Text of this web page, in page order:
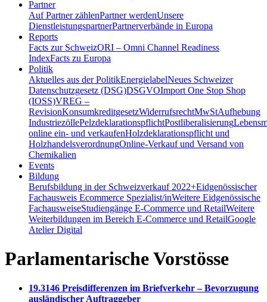
Partner
Auf Partner zählenPartner werdenUnsere
DienstleistungspartnerPartnerverbände in Europa
Reports
Facts zur SchweizORI – Omni Channel Readiness
IndexFacts zu Europa
Politik
Aktuelles aus der PolitikEnergielabelNeues Schweizer
Datenschutzgesetz (DSG)DSGVOImport One Stop Shop
(IOSS)VREG –
RevisionKonsumkreditgesetzWiderrufsrechtMwStAufhebung
IndustriezöllePelzdeklarationspflichtPostliberalisierung
online ein- und verkaufenHolzdeklarationspflicht und
HolzhandelsverordnungOnline-Verkauf und Versand von
Chemikalien
Events
Bildung
Berufsbildung in der Schweizverkauf 2022+Eidgenössischer
Fachausweis Ecommerce Spezialist/inWeitere Eidgenössische
FachausweiseStudiengänge E-Commerce und RetailWeitere
Weiterbildungen im Bereich E-Commerce und RetailGoogle
Atelier Digital
Parlamentarische Vorstösse
19.3146 Preisdifferenzen im Briefverkehr – Bevorzugung
ausländischer Auftraggeber